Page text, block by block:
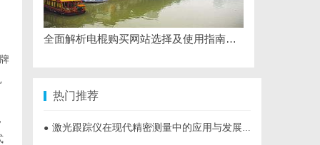
全面解析电棍购买网站选择及使用指南，保障安全与合法性
热门推荐
● 激光跟踪仪在现代精密测量中的应用与发展趋势